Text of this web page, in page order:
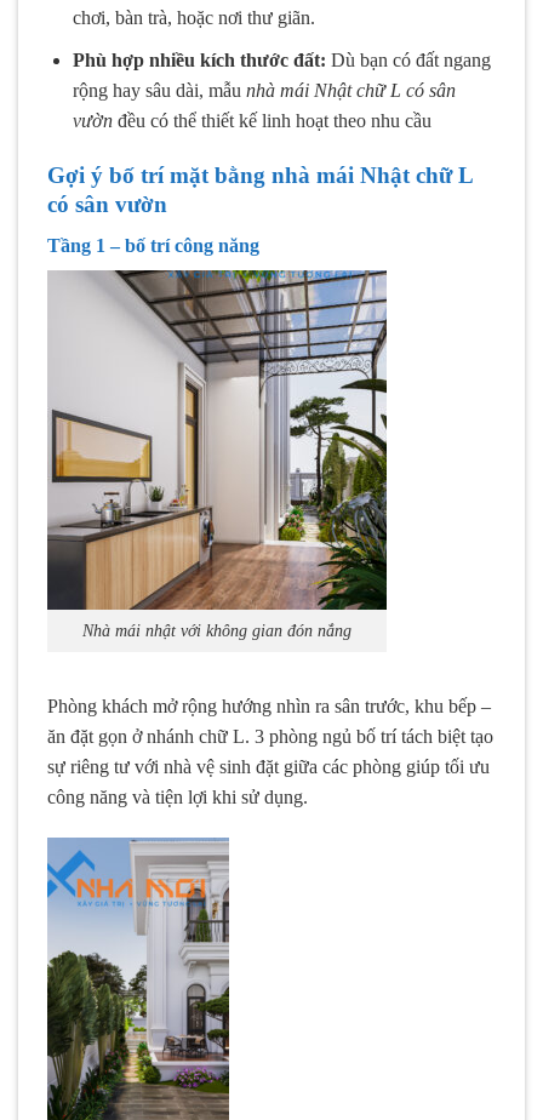
chơi, bàn trà, hoặc nơi thư giãn.
Phù hợp nhiều kích thước đất: Dù bạn có đất ngang
rộng hay sâu dài, mẫu nhà mái Nhật chữ L có sân
vườnđều có thể thiết kế linh hoạt theo nhu cầu
Gợi ý bố trí mặt bằng nhà mái Nhật chữ L
có sân vườn
Tầng 1 – bố trí công năng
Nhà mái nhật với không gian đón nắng
Phòng khách mở rộng hướng nhìn ra sân trước, khu bếp –
ăn đặt gọn ở nhánh chữ L. 3 phòng ngủ bố trí tách biệt tạo
sự riêng tư với nhà vệ sinh đặt giữa các phòng giúp tối ưu
công năng và tiện lợi khi sử dụng.